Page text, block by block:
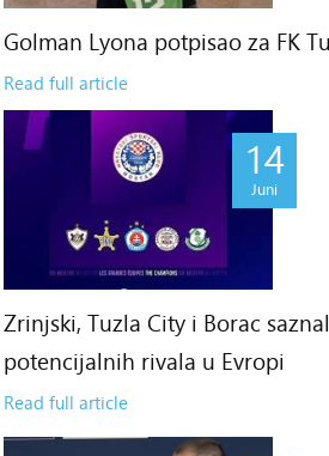
Golman Lyona potpisao za FK
Read full article
14
Juni
Zrinjski, Tuzla City i Borac
potencijalnih rivala u Evropi
Read full article